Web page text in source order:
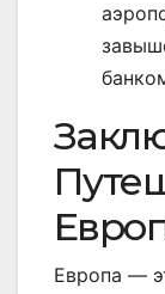
Европа —